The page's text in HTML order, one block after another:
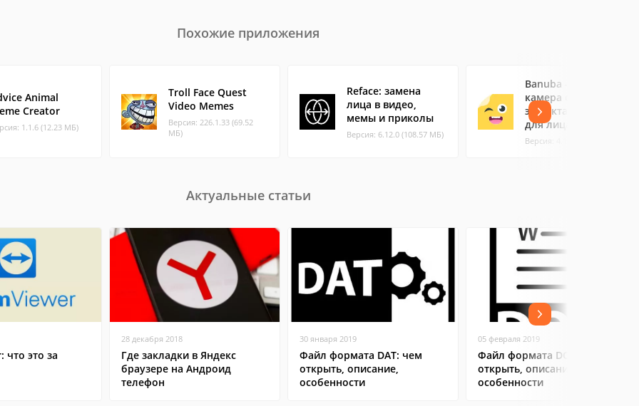
Похожие приложения
Animal
Creator
1.1.6 (12.23 МБ)
Troll Face Quest
Video Memes
Версия: 226.1.33 (69.52
МБ)
Reface: замена
лица в видео,
мемы и приколы
Версия: 6.12.0 (108.57 МБ)
Banuba - селфи
камера с
эффектами и маски
для лица
Версия: 4.12.3 (83.62 МБ)
Актуальные статьи
что это за
28 декабря 2018
Где закладки в Яндекс
браузере на Андроид
телефон
30 января 2019
Файл формата DAT: чем
открыть, описание,
особенности
05 февраля 2019
Файл формата DOC: чем
открыть, описание,
особенности